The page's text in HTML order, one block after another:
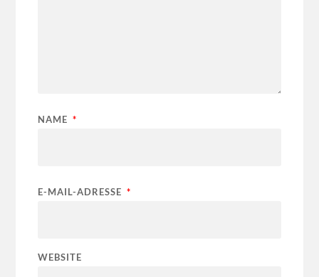
NAME *
E-MAIL-ADRESSE *
WEBSITE